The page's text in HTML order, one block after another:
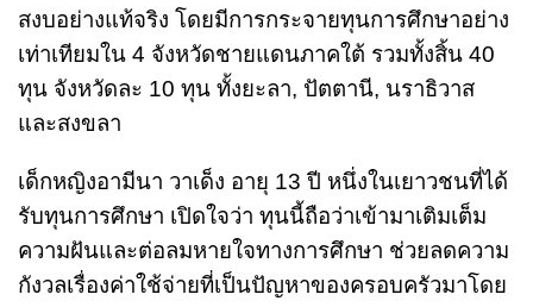
สงบอย่างแท้จริง โดยมีการกระจายทุนการศึกษาอย่าง
เท่าเทียมใน 4 จังหวัดชายแดนภาคใต้ รวมทั้งสิ้น 40
ทุน จังหวัดละ 10 ทุน ทั้งยะลา, ปัตตานี, นราธิวาส
และสงขลา
เด็กหญิงอามีนา วาเด็ง อายุ 13 ปี หนึ่งในเยาวชนที่ได้
รับทุนการศึกษา เปิดใจว่า ทุนนี้ถือว่าเข้ามาเติมเต็ม
ความฝันและต่อลมหายใจทางการศึกษา ช่วยลดความ
กังวลเรื่องค่าใช้จ่ายที่เป็นปัญหาของครอบครัวมาโดย